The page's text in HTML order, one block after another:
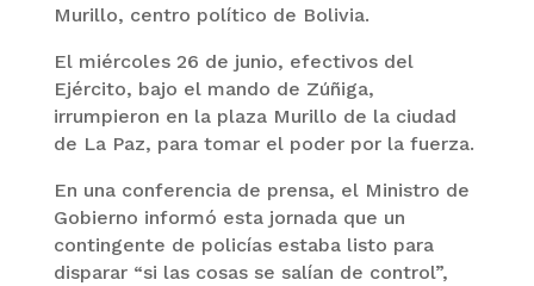
Murillo, centro político de Bolivia.
El miércoles 26 de junio, efectivos del
Ejército, bajo el mando de Zúñiga,
irrumpieron en la plaza Murillo de la ciudad
de La Paz, para tomar el poder por la fuerza.
En una conferencia de prensa, el Ministro de
Gobierno informó esta jornada que un
contingente de policías estaba listo para
disparar “si las cosas se salían de control”,